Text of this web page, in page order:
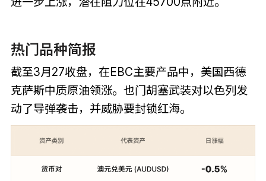
热门品种简报
截至3月27收盘，在EBC主要产品中，美国西德
克萨斯中质原油领涨。也门胡塞武装对以色列发
动了导弹袭击，并威胁要封锁红海。